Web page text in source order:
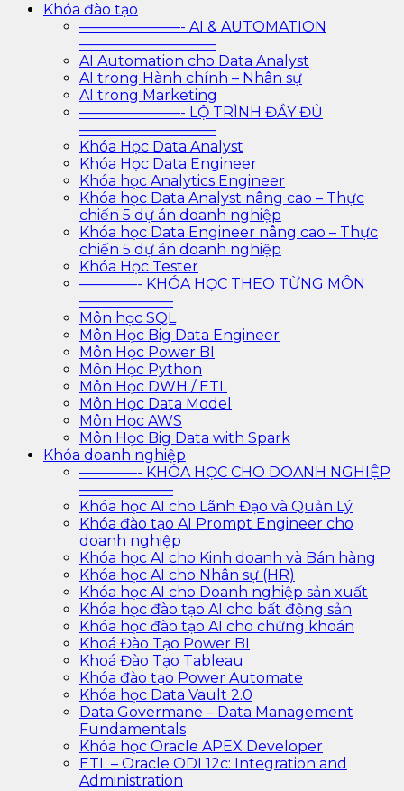
Khóa đào tạo
———————- AI & AUTOMATION
—————————–
AI Automation cho Data Analyst
AI trong Hành chính – Nhân sự
AI trong Marketing
———————- LỘ TRÌNH ĐẦY ĐỦ
—————————–
Khóa Học Data Analyst
Khóa Học Data Engineer
Khóa học Analytics Engineer
Khóa học Data Analyst nâng cao – Thực
chiến 5 dự án doanh nghiệp
Khóa học Data Engineer nâng cao – Thực
chiến 5 dự án doanh nghiệp
Khóa Học Tester
————- KHÓA HỌC THEO TỪNG MÔN
——————–
Môn học SQL
Môn Học Big Data Engineer
Môn Học Power BI
Môn Học Python
Môn Học DWH / ETL
Môn Học Data Model
Môn Học AWS
Môn Học Big Data with Spark
Khóa doanh nghiệp
————- KHÓA HỌC CHO DOANH NGHIỆP
——————–
Khóa học AI cho Lãnh Đạo và Quản Lý
Khóa đào tạo AI Prompt Engineer cho
doanh nghiệp
Khóa học AI cho Kinh doanh và Bán hàng
Khóa học AI cho Nhân sự (HR)
Khóa học AI cho Doanh nghiệp sản xuất
Khóa học đào tạo AI cho bất động sản
Khóa học đào tạo AI cho chứng khoán
Khoá Đào Tạo Power BI
Khoá Đào Tạo Tableau
Khóa đào tạo Power Automate
Khóa học Data Vault 2.0
Data Govermane – Data Management
Fundamentals
Khóa học Oracle APEX Developer
ETL – Oracle ODI 12c: Integration and
Administration